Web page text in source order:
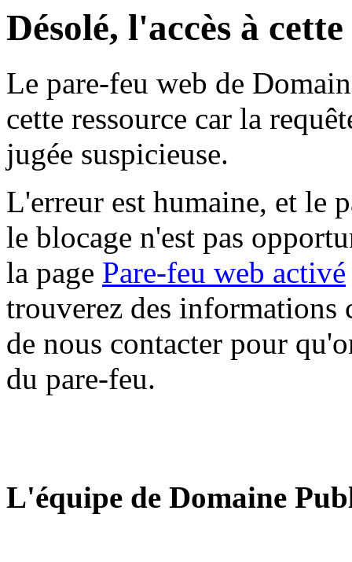
Désolé, l'accès à
Le pare-feu web de
cette ressource car la
jugée suspicieuse.
L'erreur est humaine, et le
le blocage n'est pas
la page Pare-feu web activé
trouverez des informations
de nous contacter pour
du pare-feu.
L'équipe de Domaine